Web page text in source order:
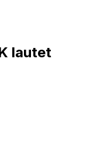
lautet